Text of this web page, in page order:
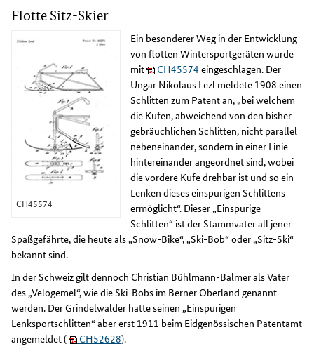
Flotte Sitz-Skier
CH45574
Ein besonderer Weg in der Entwicklung
von flotten Wintersportgeräten wurde
mit
CH45574 eingeschlagen. Der
Ungar Nikolaus Lezl meldete 1908 einen
Schlitten zum Patent an, „bei welchem
die Kufen, abweichend von den bisher
gebräuchlichen Schlitten, nicht parallel
nebeneinander, sondern in einer Linie
hintereinander angeordnet sind, wobei
die vordere Kufe drehbar ist und so ein
Lenken dieses einspurigen Schlittens
ermöglicht“. Dieser „Einspurige
Schlitten“ ist der Stammvater all jener
Spaßgefährte, die heute als „Snow-Bike“, „Ski-Bob“ oder „Sitz-Ski“
bekannt sind.
In der Schweiz gilt dennoch Christian Bühlmann-Balmer als Vater
des „Velogemel“, wie die Ski-Bobs im Berner Oberland genannt
werden. Der Grindelwalder hatte seinen „Einspurigen
Lenksportschlitten“ aber erst 1911 beim Eidgenössischen Patentamt
angemeldet (
CH52628).